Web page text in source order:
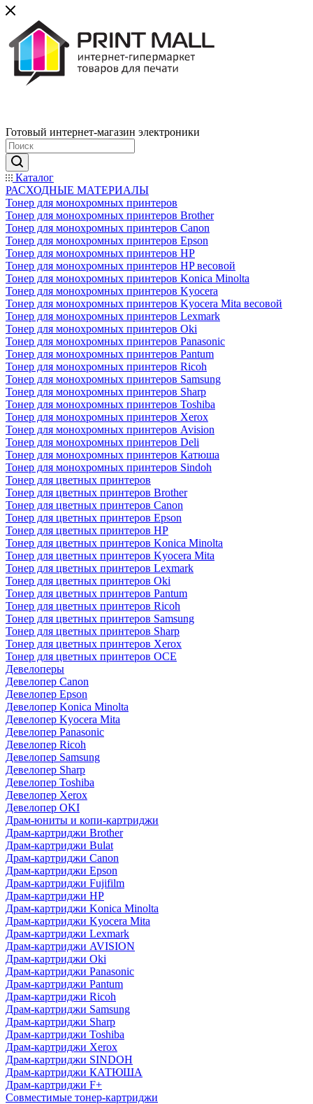
Готовый интернет-магазин электроники
Каталог
РАСХОДНЫЕ МАТЕРИАЛЫ
Тонер для монохромных принтеров
Тонер для монохромных принтеров Brother
Тонер для монохромных принтеров Canon
Тонер для монохромных принтеров Epson
Тонер для монохромных принтеров HP
Тонер для монохромных принтеров HP весовой
Тонер для монохромных принтеров Konica Minolta
Тонер для монохромных принтеров Kyocera
Тонер для монохромных принтеров Kyocera Mita весовой
Тонер для монохромных принтеров Lexmark
Тонер для монохромных принтеров Oki
Тонер для монохромных принтеров Panasonic
Тонер для монохромных принтеров Pantum
Тонер для монохромных принтеров Ricoh
Тонер для монохромных принтеров Samsung
Тонер для монохромных принтеров Sharp
Тонер для монохромных принтеров Toshiba
Тонер для монохромных принтеров Xerox
Тонер для монохромных принтеров Avision
Тонер для монохромных принтеров Deli
Тонер для монохромных принтеров Катюша
Тонер для монохромных принтеров Sindoh
Тонер для цветных принтеров
Тонер для цветных принтеров Brother
Тонер для цветных принтеров Canon
Тонер для цветных принтеров Epson
Тонер для цветных принтеров HP
Тонер для цветных принтеров Konica Minolta
Тонер для цветных принтеров Kyocera Mita
Тонер для цветных принтеров Lexmark
Тонер для цветных принтеров Oki
Тонер для цветных принтеров Pantum
Тонер для цветных принтеров Ricoh
Тонер для цветных принтеров Samsung
Тонер для цветных принтеров Sharp
Тонер для цветных принтеров Xerox
Тонер для цветных принтеров OCE
Девелоперы
Девелопер Canon
Девелопер Epson
Девелопер Konica Minolta
Девелопер Kyocera Mita
Девелопер Panasonic
Девелопер Ricoh
Девелопер Samsung
Девелопер Sharp
Девелопер Toshiba
Девелопер Xerox
Девелопер OKI
Драм-юниты и копи-картриджи
Драм-картриджи Brother
Драм-картриджи Bulat
Драм-картриджи Canon
Драм-картриджи Epson
Драм-картриджи Fujifilm
Драм-картриджи HP
Драм-картриджи Konica Minolta
Драм-картриджи Kyocera Mita
Драм-картриджи Lexmark
Драм-картриджи AVISION
Драм-картриджи Oki
Драм-картриджи Panasonic
Драм-картриджи Pantum
Драм-картриджи Ricoh
Драм-картриджи Samsung
Драм-картриджи Sharp
Драм-картриджи Toshiba
Драм-картриджи Xerox
Драм-картриджи SINDOH
Драм-картриджи КАТЮША
Драм-картриджи F+
Совместимые тонер-картриджи